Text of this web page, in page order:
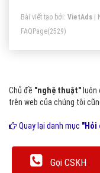
Bài viết tạo bởi: VietAds |
FAQPage(2529)
Chủ đề "nghệ thuật"
trên web của chúng tôi
Quay lại danh mục "Hỏi
Gọi CSKH